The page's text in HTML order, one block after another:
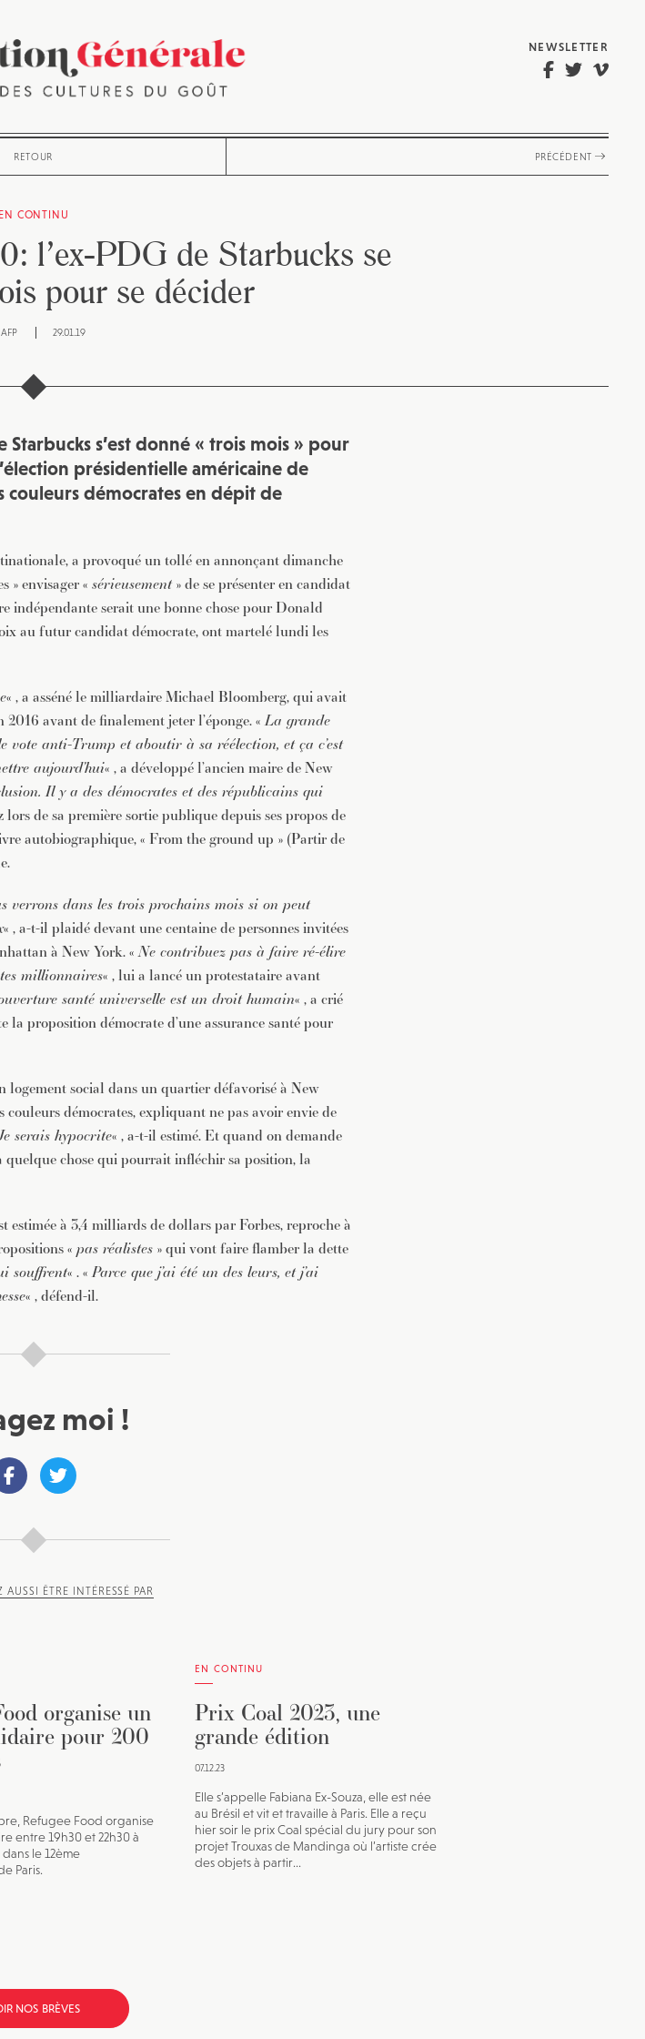
NEWSLETTER
RETOUR PRÉCÉDENT
EN CONTINU
l’ex-PDG de Starbucks se
pour se décider
AFP 29.01.19
s’est donné « trois mois » pour
présidentielle américaine de
couleurs démocrates en dépit de
a provoqué un tollé en annonçant dimanche
» envisager « sérieusement» de se présenter en candidat
indépendante serait une bonne chose pour Donald
au futur candidat démocrate, ont martelé lundi les
« , a asséné le milliardaire Michael Bloomberg, qui avait
2016 avant de finalement jeter l’éponge. «La grande
anti-Trump et aboutir à sa réélection, et ça c’est
aujourd’hui« , a développé l’ancien maire de New
Il y a des démocrates et des républicains qui
lors de sa première sortie publique depuis ses propos de
autobiographique, « From the ground up » (Partir de
dans les trois prochains mois si on peut
« , a-t-il plaidé devant une centaine de personnes invitées
à New York. «Ne contribuez pas à faire ré-élire
millionnaires« , lui a lancé un protestataire avant
santé universelle est un droit humain« , a crié
proposition démocrate d’une assurance santé pour
social dans un quartier défavorisé à New
couleurs démocrates, expliquant ne pas avoir envie de
serais hypocrite« , a-t-il estimé. Et quand on demande
quelque chose qui pourrait infléchir sa position, la
à 3,4 milliards de dollars par Forbes, reproche à
« pas réalistes » qui vont faire flamber la dette
souffrent« . «Parce que j’ai été un des leurs, et j’ai
« , défend-il.
moi !
ÊTRE INTÉRESSÉ PAR
organise un
pour 200
Refugee Food organise
entre 19h30 et 22h30 à
le 12ème
Paris.
EN CONTINU
Prix Coal 2023, une
grande édition
07.12.23
Elle s’appelle Fabiana Ex-Souza, elle est née
au Brésil et vit et travaille à Paris. Elle a reçu
hier soir le prix Coal spécial du jury pour son
projet Trouxas de Mandinga où l’artiste crée
des objets à partir...
NOS BRÈVES